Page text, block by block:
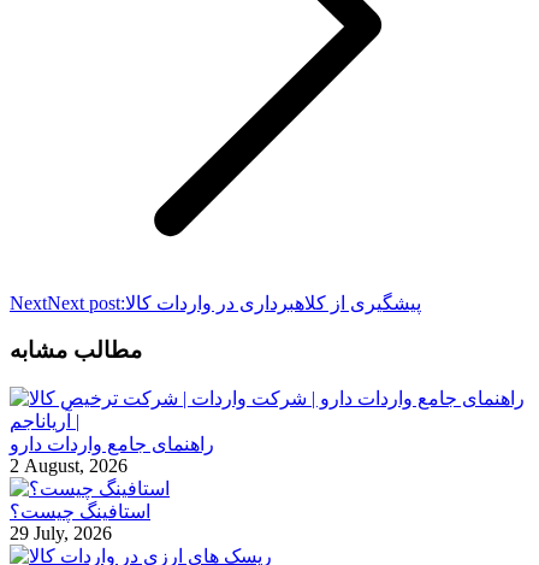
NextNext post:پیشگیری از کلاهبرداری در واردات کالا
مطالب مشابه
راهنمای جامع واردات دارو
2 August, 2026
استافینگ چیست؟
29 July, 2026